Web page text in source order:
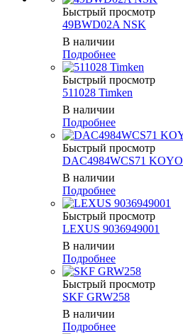
Быстрый просмотр
49BWD02A NSK
В наличии
Подробнее
Быстрый просмотр
511028 Timken
В наличии
Подробнее
Быстрый просмотр
DAC4984WCS71 KOYO
В наличии
Подробнее
Быстрый просмотр
LEXUS 9036949001
В наличии
Подробнее
Быстрый просмотр
SKF GRW258
В наличии
Подробнее